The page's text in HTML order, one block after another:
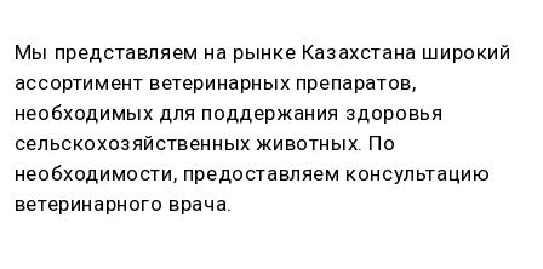
Мы представляем на рынке Казахстана широкий
ассортимент ветеринарных препаратов,
необходимых для поддержания здоровья
сельскохозяйственных животных. По
необходимости, предоставляем консультацию
ветеринарного врача.